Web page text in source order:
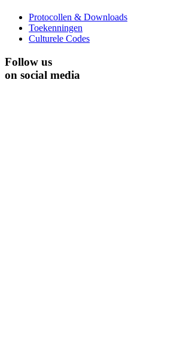
Protocollen & Downloads
Toekenningen
Culturele Codes
Follow us
on social media